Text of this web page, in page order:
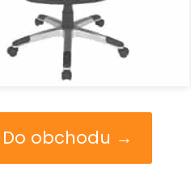
Do obchodu →